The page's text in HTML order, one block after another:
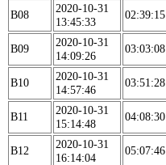
B08
2020-10-31
13:45:33
02:39:15
B09
2020-10-31
14:09:26
03:03:08
B10
2020-10-31
14:57:46
03:51:28
B11
2020-10-31
15:14:48
04:08:30
B12
2020-10-31
16:14:04
05:07:46